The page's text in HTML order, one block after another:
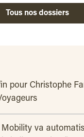
Tous nos dossiers
pour Christophe
Mobility va